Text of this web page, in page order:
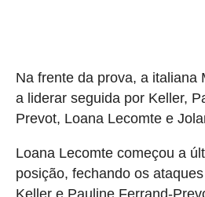
Na frente da prova, a italiana
a liderar seguida por Keller,
Prevot, Loana Lecomte e
Loana Lecomte começou a
posição, fechando os